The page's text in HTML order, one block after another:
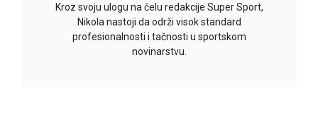
Kroz svoju ulogu na čelu redakcije Super Sport,
Nikola nastoji da održi visok standard
profesionalnosti i tačnosti u sportskom
novinarstvu.